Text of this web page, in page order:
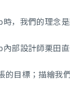
，我們的理念是
部設計師栗田
的目標；描繪